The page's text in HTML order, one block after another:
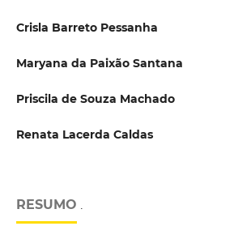
Crisla Barreto Pessanha
Maryana da Paixão Santana
Priscila de Souza Machado
Renata Lacerda Caldas
RESUMO .